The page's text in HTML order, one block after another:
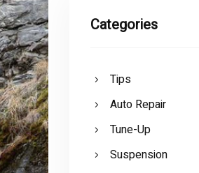
Categories
Tips
Auto Repair
Tune-Up
Suspension